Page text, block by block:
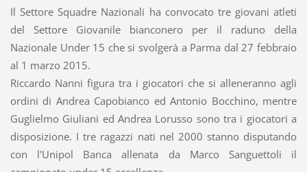
Il Settore Squadre Nazionali ha convocato tre giovani atleti
del Settore Giovanile bianconero per il raduno della
Nazionale Under 15 che si svolgerà a Parma dal 27 febbraio
al 1 marzo 2015.
Riccardo Nanni figura tra i giocatori che si alleneranno agli
ordini di Andrea Capobianco ed Antonio Bocchino, mentre
Guglielmo Giuliani ed Andrea Lorusso sono tra i giocatori a
disposizione. I tre ragazzi nati nel 2000 stanno disputando
con l'Unipol Banca allenata da Marco Sanguettoli il